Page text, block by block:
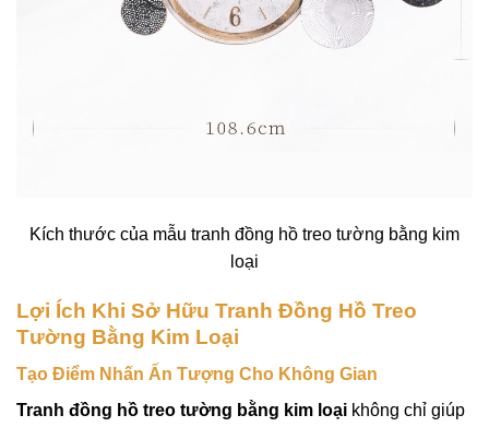
Kích thước của mẫu tranh đồng hồ treo tường bằng kim
loại
Lợi Ích Khi Sở Hữu Tranh Đồng Hồ Treo
Tường Bằng Kim Loại
Tạo Điểm Nhấn Ấn Tượng Cho Không Gian
Tranh đồng hồ treo tường bằng kim loại không chỉ giúp